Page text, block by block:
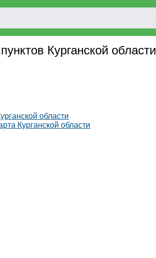
Курганской области
области
Курганской области